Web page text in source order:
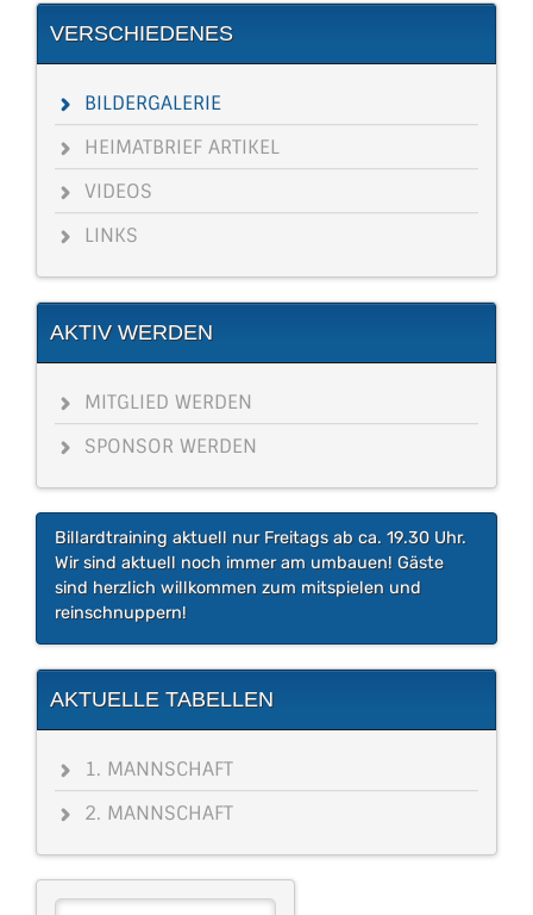
VERSCHIEDENES
BILDERGALERIE
HEIMATBRIEF ARTIKEL
VIDEOS
LINKS
AKTIV WERDEN
MITGLIED WERDEN
SPONSOR WERDEN
Billardtraining aktuell nur Freitags ab ca. 19.30 Uhr.
Wir sind aktuell noch immer am umbauen! Gäste
sind herzlich willkommen zum mitspielen und
reinschnuppern!
AKTUELLE TABELLEN
1. MANNSCHAFT
2. MANNSCHAFT